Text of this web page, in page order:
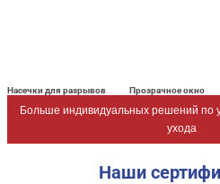
Насечки для разрывов Прозрачное окно
Больше индивидуальных решений по
ухода
Наши